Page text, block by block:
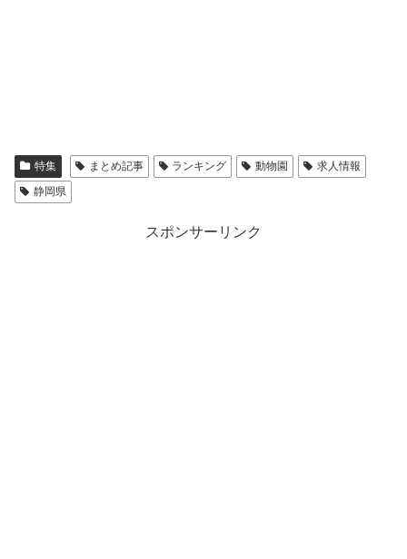
特集 まとめ記事 ランキング 動物園
求人情報
静岡県
スポンサーリンク